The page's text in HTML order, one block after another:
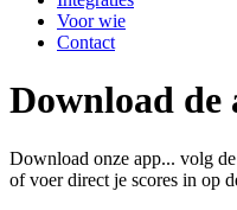
Voor wie
Contact
Download de
Download onze app... volg
of voer direct je scores in op